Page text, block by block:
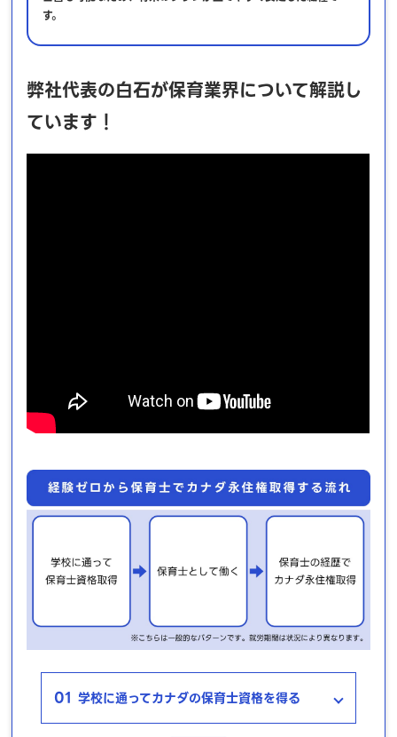
す。
弊社代表の白石が保育業界について解説し
ています！
01 学校に通ってカナダの保育士資格を得る